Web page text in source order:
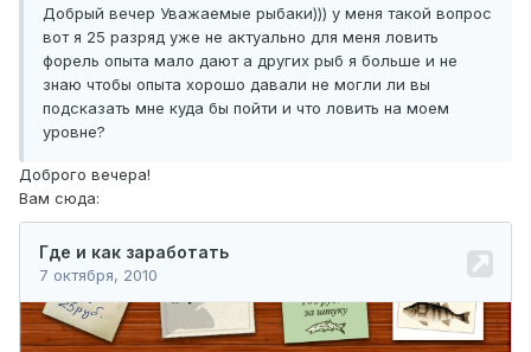
Добрый вечер Уважаемые рыбаки))) у меня такой вопрос
вот я 25 разряд уже не актуально для меня ловить
форель опыта мало дают а других рыб я больше и не
знаю чтобы опыта хорошо давали не могли ли вы
подсказать мне куда бы пойти и что ловить на моем
уровне?
Доброго вечера!
Вам сюда: